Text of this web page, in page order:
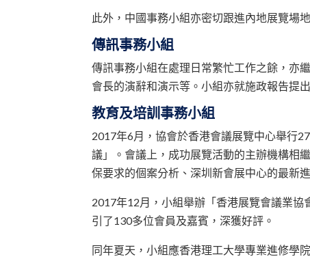
此外，中國事務小組亦密切跟進內地展覽場
傳訊事務小組
傳訊事務小組在處理日常繁忙工作之餘，亦
會長的演辭和演示等。小組亦就施政報告提
教育及培訓事務小組
2017年6月，協會於香港會議展覽中心舉行
議」。會議上，成功展覽活動的主辦機構相
保要求的個案分析、深圳新會展中心的最新
2017年12月，小組舉辦「香港展覽會議業
引了130多位會員及嘉賓，深獲好評。
同年夏天，小組應香港理工大學專業進修學